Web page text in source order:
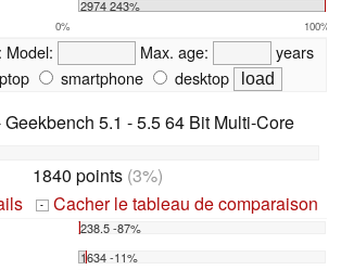
2974 243%
0% 100%
Model: Max. age:
years
smartphone desktop
Geekbench 5.1 - 5.5 64 Bit Multi-Core
1840 points (3%)
- Cacher le tableau de comparaison
238.5 -87%
1634 -11%